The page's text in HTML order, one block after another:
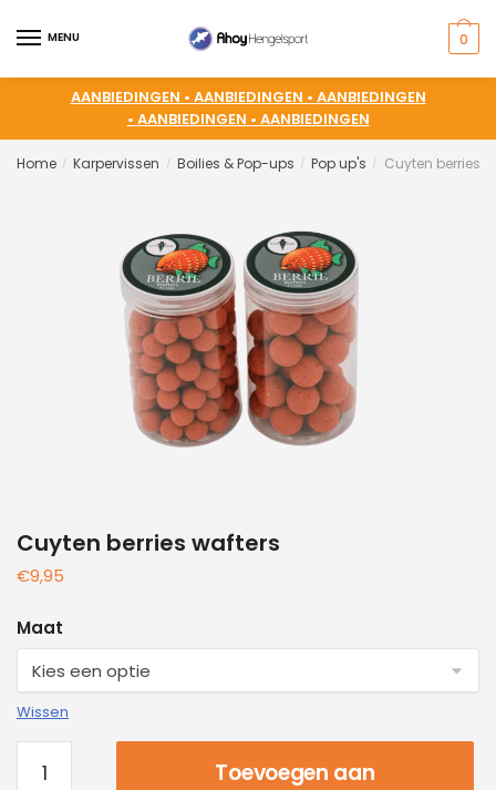
MENU 0
AANBIEDINGEN • AANBIEDINGEN • AANBIEDINGEN
• AANBIEDINGEN • AANBIEDINGEN
Home / Karpervissen / Boilies & Pop-ups / Pop up's / Cuyten berries
Cuyten berries wafters
€9,95
Maat
Wissen
Toevoegen aan